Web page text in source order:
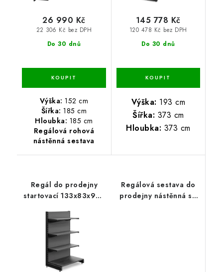
Do 30 dnů
22 306 Kč bez DPH
26 990 Kč
Výška: 152 cm
Šířka: 185 cm
Hloubka: 185 cm
Regálová rohová
nástěnná sestava
Do 30 dnů
120 478 Kč bez DPH
145 778 Kč
Výška: 193 cm
Šířka: 373 cm
Hloubka: 373 cm
Regál do prodejny
startovací 133x83x98 -
Regálová sestava do
prodejny nástěnná se